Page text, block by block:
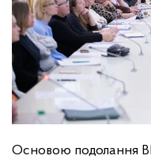
Основою подолання